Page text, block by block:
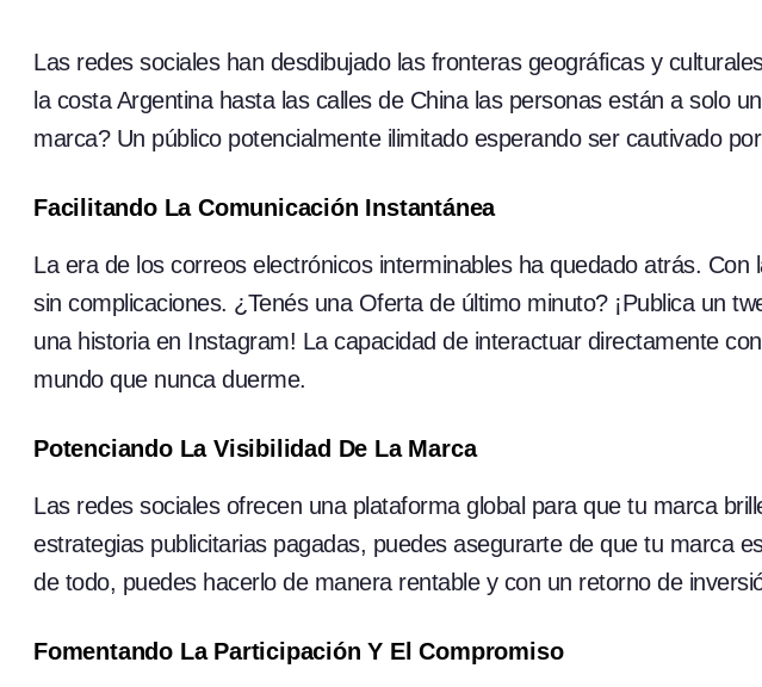
Las redes sociales han desdibujado las fronteras geográficas y
la costa Argentina hasta las calles de China las personas están a solo
marca? Un público potencialmente ilimitado esperando ser cautivado
Facilitando La Comunicación Instantánea
La era de los correos electrónicos interminables ha quedado atrás.
sin complicaciones. ¿Tenés una Oferta de último minuto? ¡Publica un
una historia en Instagram! La capacidad de interactuar directamente
mundo que nunca duerme.
Potenciando La Visibilidad De La Marca
Las redes sociales ofrecen una plataforma global para que tu marca
estrategias publicitarias pagadas, puedes asegurarte de que tu marca
de todo, puedes hacerlo de manera rentable y con un retorno de
Fomentando La Participación Y El Compromiso